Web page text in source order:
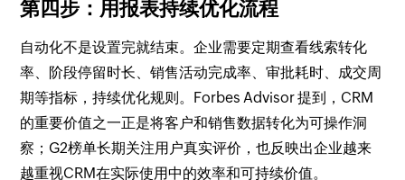
第四步：用报表持续优化流程
自动化不是设置完就结束。企业需要定期查看线索转化
率、阶段停留时长、销售活动完成率、审批耗时、成交周
期等指标，持续优化规则。Forbes Advisor 提到，CRM
的重要价值之一正是将客户和销售数据转化为可操作洞
察；G2榜单长期关注用户真实评价，也反映出企业越来
越重视CRM在实际使用中的效率和可持续价值。